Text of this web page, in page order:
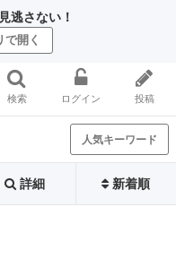
逃さない！
で開く
検索 ログイン 投稿
人気キーワード
詳細 新着順